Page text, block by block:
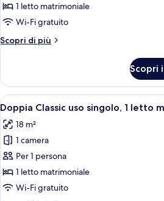
1 letto matrimoniale
Wi-Fi gratuito
Scopri di più
Altri
Standard
uso
singolo
Scopri
Apri
tutte
le
foto
per
Doppia
Classic
6
Doppia Classic uso singolo, 1 letto
18 m²
1 camera
Per 1 persona
1 letto matrimoniale
Wi-Fi gratuito